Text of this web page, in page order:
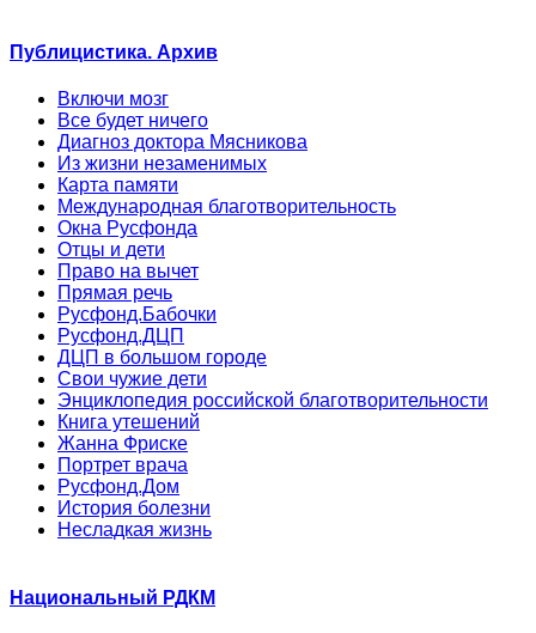
Публицистика. Архив
Включи мозг
Все будет ничего
Диагноз доктора Мясникова
Из жизни незаменимых
Карта памяти
Международная благотворительность
Окна Русфонда
Отцы и дети
Право на вычет
Прямая речь
Русфонд.Бабочки
Русфонд.ДЦП
ДЦП в большом городе
Свои чужие дети
Энциклопедия российской благотворительности
Книга утешений
Жанна Фриске
Портрет врача
Русфонд.Дом
История болезни
Несладкая жизнь
Национальный РДКМ